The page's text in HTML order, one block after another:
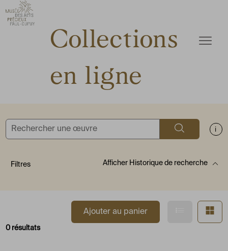
Accèder directement au contenu
Accèder directement au contenu
Collections
en ligne
Ouvrir
Rechercher
Filtres AfficherHistorique de recherche
0 résultats
Ajouter au panier Afficher